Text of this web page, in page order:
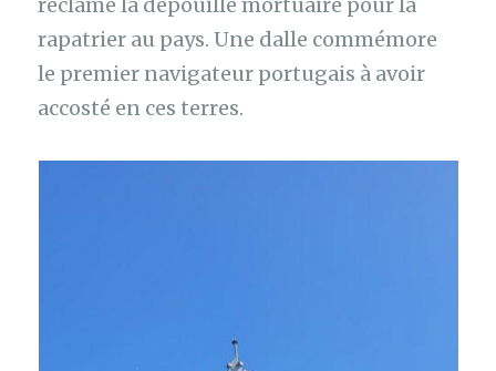
réclame la dépouille mortuaire pour la
rapatrier au pays. Une dalle commémore
le premier navigateur portugais à avoir
accosté en ces terres.